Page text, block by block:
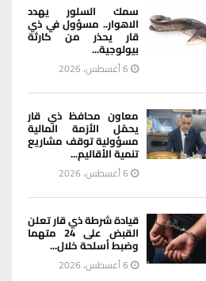
سمك السلور يهدد
الاهوار.. مسؤول في ذي
قار يحذر من كارثة
بيولوجية...
6 أغسطس، 2026
معاون محافظ ذي قار
يحمّل الأزمة المالية
مسؤولية توقف مشاريع
تنمية الأقاليم...
6 أغسطس، 2026
قيادة شرطة ذي قار تعلن
القبض على 24 متهما
وضبط أسلحة خلال...
6 أغسطس، 2026